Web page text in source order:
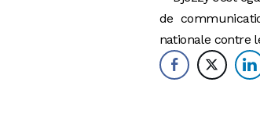
de
nationale contre